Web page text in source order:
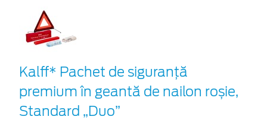
Kalff* Pachet de siguranţă
premium în geantă de nailon roșie,
Standard „Duo”